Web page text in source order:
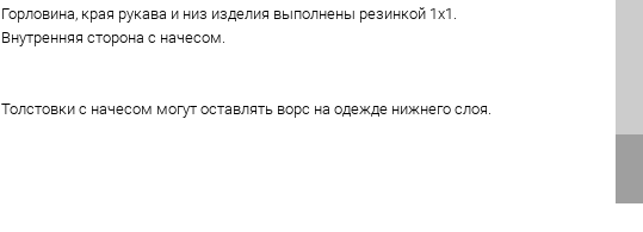
Горловина, края рукава и низ изделия выполнены резинкой 1х1.
Внутренняя сторона с начесом.
Толстовки с начесом могут оставлять ворс на одежде нижнего слоя.